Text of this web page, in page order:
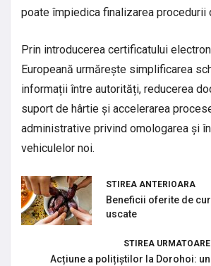
poate împiedica finalizarea procedurii
Prin introducerea certificatului
Europeană urmărește simplificarea
informații între autorități, reducerea
suport de hârtie și accelerarea
administrative privind omologarea și
vehiculelor noi.
STIREA ANTERIOARA
Beneficii oferite de
uscate
STIREA URMATOARE
Acțiune a polițiștilor la Dorohoi: un